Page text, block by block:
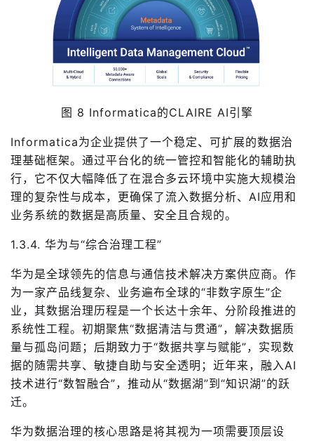
图 8 Informatica的CLAIRE AI引擎
Informatica为企业提供了一个稳定、可扩展的数据治
理基础框架。通过平台化的统一管控和智能化的辅助执
行，它不仅大幅降低了在混合多云环境中实施大规模治
理的复杂性与成本，更确保了流入数据分析、AI应用和
业务系统的数据是高质量、安全且合规的。
1.3.4. 华为与“综合治理工程”
华为是全球领先的信息与通信技术解决方案供应商。作
为一家产品线复杂、业务遍布全球的“非数字原生”企
业，其数据治理历程是一个长达十余年、分阶段推进的
系统性工程。初期聚焦“数据清洁与贯通”，解决数据质
量与孤岛问题；后期致力于“数据共享与赋能”，实现数
据的随需共享、敏捷自助与安全透明；近年来，融入AI
技术进行“数智融合”，推动从“数据湖”到“知识湖”的跃
迁。
华为数据治理的核心思路是将其视为一项需要顶层设